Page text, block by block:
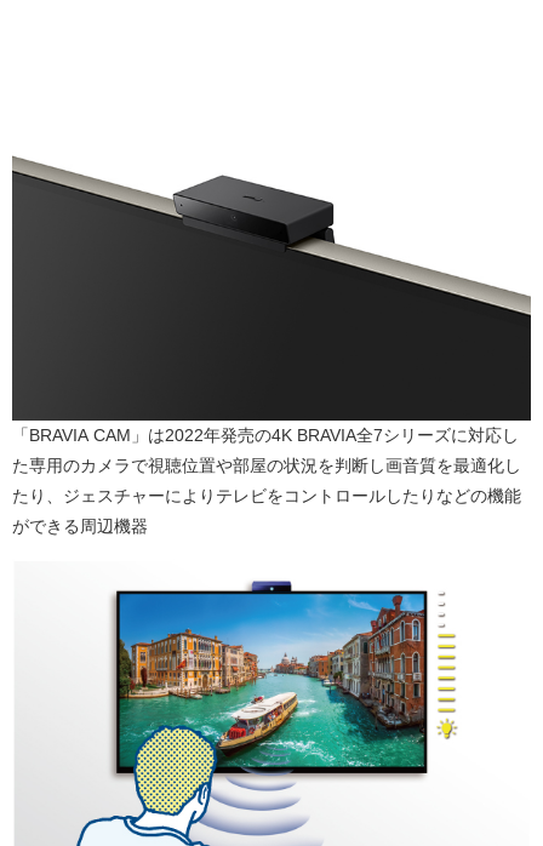
「BRAVIA CAM」は2022年発売の4K BRAVIA全7シリーズに対応し
た専用のカメラで視聴位置や部屋の状況を判断し画音質を最適化し
たり、ジェスチャーによりテレビをコントロールしたりなどの機能
ができる周辺機器